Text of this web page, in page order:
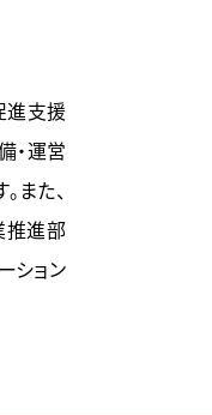
進支援
・運営
また、
推進部
ション